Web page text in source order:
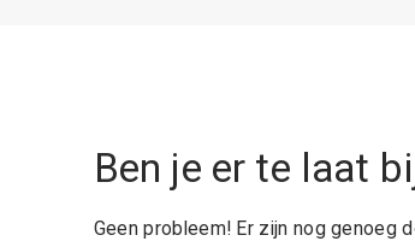
Ben je er te laat
Geen probleem! Er zijn nog genoeg